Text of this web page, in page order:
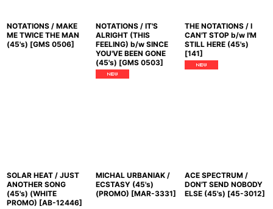
NOTATIONS / MAKE
ME TWICE THE MAN
(45's) [GMS 0506]
NOTATIONS / IT'S
ALRIGHT (THIS
FEELING) b/w SINCE
YOU'VE BEEN GONE
(45's) [GMS 0503]
THE NOTATIONS / I
CAN'T STOP b/w I'M
STILL HERE (45's)
[141]
SOLAR HEAT / JUST
ANOTHER SONG
(45's) (WHITE
PROMO) [AB-12446]
MICHAL URBANIAK /
ECSTASY (45's)
(PROMO) [MAR-3331]
ACE SPECTRUM /
DON'T SEND NOBODY
ELSE (45's) [45-3012]